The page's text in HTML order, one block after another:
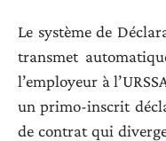
Le système de
transmet
l’employeur à
un primo-inscrit
de contrat qui